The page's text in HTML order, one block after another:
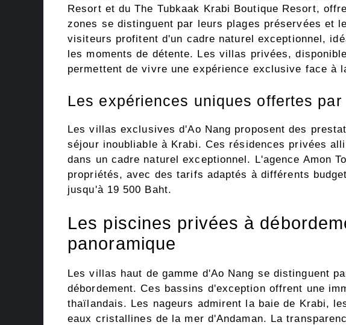
Resort et du The Tubkaak Krabi Boutique Resort,
zones se distinguent par leurs plages préservées et
visiteurs profitent d'un cadre naturel exceptionnel,
les moments de détente. Les villas privées,
permettent de vivre une expérience exclusive face à
Les expériences uniques offertes
Les villas exclusives d'Ao Nang proposent des
séjour inoubliable à Krabi. Ces résidences privées
dans un cadre naturel exceptionnel. L'agence Amon
propriétés, avec des tarifs adaptés à différents
jusqu'à 19 500 Baht.
Les piscines privées à
panoramique
Les villas haut de gamme d'Ao Nang se distinguent
débordement. Ces bassins d'exception offrent une
thaïlandais. Les nageurs admirent la baie de Krabi,
eaux cristallines de la mer d'Andaman. La